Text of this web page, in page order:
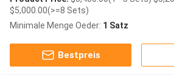
$5,000.00(>=8 Sets)
Minimale Menge Oeder: 1 Satz
Bestpreis